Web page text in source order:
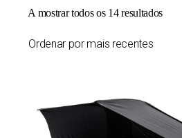
A mostrar todos os 14 resultados
Ordenar por mais recentes